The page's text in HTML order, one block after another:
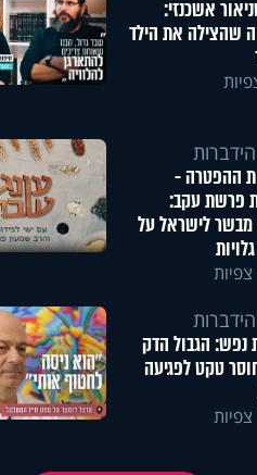
אשכנזי:
שהצילה את הילד
ההפטרה -
פרשת עקב:
מבשר לישראל על
נפש: הגבול הדק
טקט לפגיעה